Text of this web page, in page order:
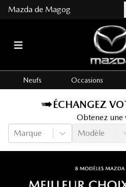
Mazda de Magog
Neufs Occasions
ÉCHANGEZ
Obtenez une
Marque
Modèle